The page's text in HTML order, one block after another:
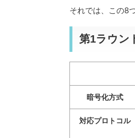
それでは、この8
第1ラウン
暗号化方式
対応プロトコル